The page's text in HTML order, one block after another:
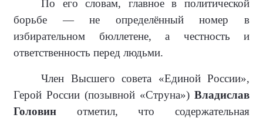
По его словам, главное в политической
борьбе — не определённый номер в
избирательном бюллетене, а честность и
ответственность перед людьми.
Член Высшего совета «Единой России»,
Герой России (позывной «Струна») Владислав
Головин отметил, что содержательная